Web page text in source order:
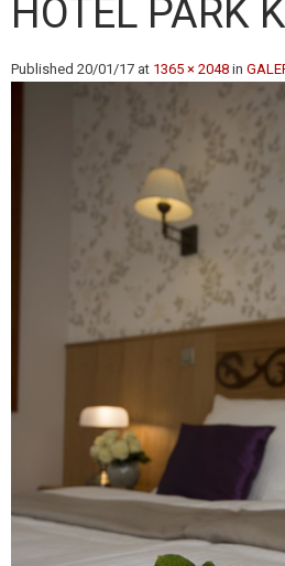
HOTEL PARK
Published 20/01/17 at 1365 × 2048 in